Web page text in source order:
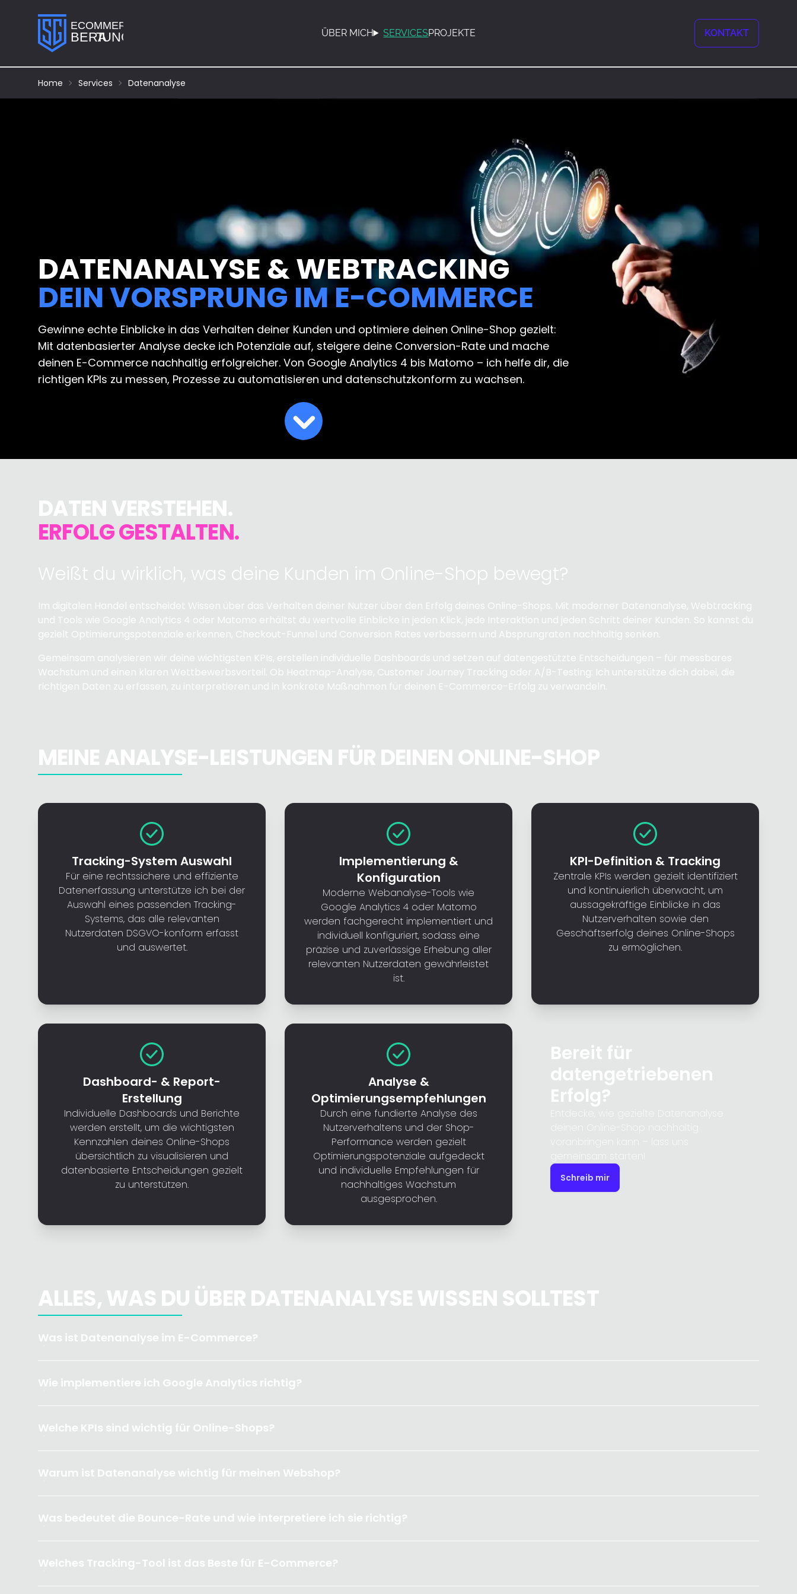
ÜBER MICH SERVICESPROJEKTE KONTAKT
Home Services Datenanalyse
DATENANALYSE & WEBTRACKING
DEIN VORSPRUNG IM E-COMMERCE
Gewinne echte Einblicke in das Verhalten deiner Kunden und optimiere deinen Online-Shop gezielt:
Mit datenbasierter Analyse decke ich Potenziale auf, steigere deine Conversion-Rate und mache
deinen E-Commerce nachhaltig erfolgreicher. Von Google Analytics 4 bis Matomo – ich helfe dir, die
richtigen KPIs zu messen, Prozesse zu automatisieren und datenschutzkonform zu wachsen.
DATEN VERSTEHEN.
ERFOLG GESTALTEN.
Weißt du wirklich, was deine Kunden im Online-Shop bewegt?
Im digitalen Handel entscheidet Wissen über das Verhalten deiner Nutzer über den Erfolg deines Online-Shops. Mit moderner Datenanalyse, Webtracking
und Tools wie Google Analytics 4 oder Matomo erhältst du wertvolle Einblicke in jeden Klick, jede Interaktion und jeden Schritt deiner Kunden. So kannst du
gezielt Optimierungspotenziale erkennen, Checkout-Funnel und Conversion Rates verbessern und Absprungraten nachhaltig senken.
Gemeinsam analysieren wir deine wichtigsten KPIs, erstellen individuelle Dashboards und setzen auf datengestützte Entscheidungen – für messbares
Wachstum und einen klaren Wettbewerbsvorteil. Ob Heatmap-Analyse, Customer Journey Tracking oder A/B-Testing: Ich unterstütze dich dabei, die
richtigen Daten zu erfassen, zu interpretieren und in konkrete Maßnahmen für deinen E-Commerce-Erfolg zu verwandeln.
MEINE ANALYSE-LEISTUNGEN FÜR DEINEN ONLINE-SHOP
Tracking-System Auswahl
Für eine rechtssichere und effiziente
Datenerfassung unterstütze ich bei der
Auswahl eines passenden Tracking-
Systems, das alle relevanten
Nutzerdaten DSGVO-konform erfasst
und auswertet.
Implementierung &
Konfiguration
Moderne Webanalyse-Tools wie
Google Analytics 4 oder Matomo
werden fachgerecht implementiert und
individuell konfiguriert, sodass eine
präzise und zuverlässige Erhebung aller
relevanten Nutzerdaten gewährleistet
ist.
KPI-Definition & Tracking
Zentrale KPIs werden gezielt identifiziert
und kontinuierlich überwacht, um
aussagekräftige Einblicke in das
Nutzerverhalten sowie den
Geschäftserfolg deines Online-Shops
zu ermöglichen.
Dashboard- & Report-
Erstellung
Individuelle Dashboards und Berichte
werden erstellt, um die wichtigsten
Kennzahlen deines Online-Shops
übersichtlich zu visualisieren und
datenbasierte Entscheidungen gezielt
zu unterstützen.
Analyse &
Optimierungsempfehlungen
Durch eine fundierte Analyse des
Nutzerverhaltens und der Shop-
Performance werden gezielt
Optimierungspotenziale aufgedeckt
und individuelle Empfehlungen für
nachhaltiges Wachstum
ausgesprochen.
Bereit für
datengetriebenen
Erfolg?
Entdecke, wie gezielte Datenanalyse
deinen Online-Shop nachhaltig
gemeinsam starten!
Schreib mir
ALLES, WAS DU ÜBER DATENANALYSE WISSEN SOLLTEST
Was ist Datenanalyse im E-Commerce?
Wie implementiere ich Google Analytics richtig?
Welche KPIs sind wichtig für Online-Shops?
Warum ist Datenanalyse wichtig für meinen Webshop?
Was bedeutet die Bounce-Rate und wie interpretiere ich sie richtig?
Welches Tracking-Tool ist das Beste für E-Commerce?